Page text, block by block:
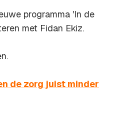
programma 'In de
met Fidan Ekiz.
de zorg juist minder